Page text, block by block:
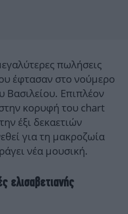
πωλήσεις
έφτασαν στο νούμερο
Επιπλέον
κορυφή του chart
έξι δεκαετιών
για τη μακροζωία
νέα μουσική.
ελισαβετιανής